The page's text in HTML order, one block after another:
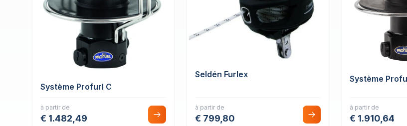
Système Profurl C
à partir de
€ 1.482,49
Seldén Furlex
à partir de
€ 799,80
Système
à partir de
€ 1.910,64